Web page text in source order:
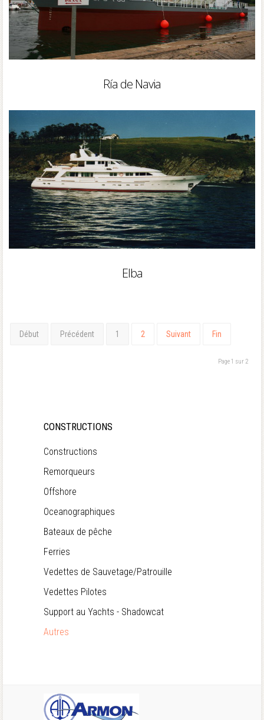
Ría de Navia
Elba
Début Précédent 1 2 Suivant Fin
Page 1 sur 2
CONSTRUCTIONS
Constructions
Remorqueurs
Offshore
Oceanographiques
Bateaux de pêche
Ferries
Vedettes de Sauvetage/Patrouille
Vedettes Pilotes
Support au Yachts - Shadowcat
Autres